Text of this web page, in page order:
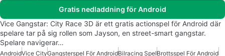
Gratis nedladdning för Android
Vice Gangstar: City Race 3D är ett gratis actionspel för Android där
spelare tar på sig rollen som Jayson, en street-smart gangstar.
Spelare navigerar…
AndroidVice CityGangsterspel För AndroidBilracing SpelBrottsspel För Android